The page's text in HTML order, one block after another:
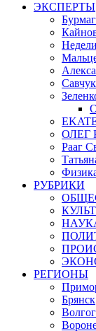
ЭКСПЕРТЫ
ОЛЕГ
Рааг
РУБРИКИ
РЕГИОНЫ
Брянск